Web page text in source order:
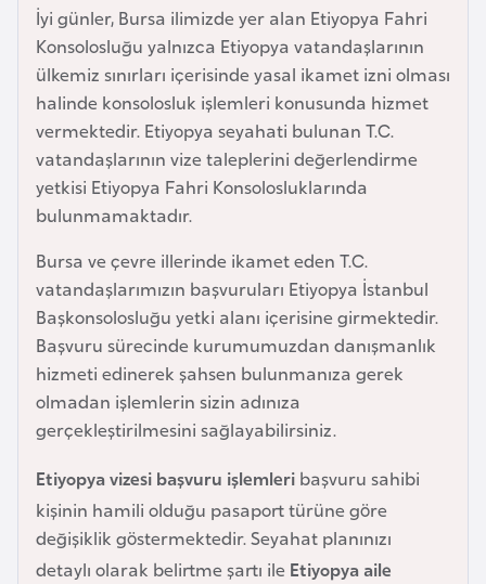
İyi günler, Bursa ilimizde yer alan Etiyopya Fahri
Konsolosluğu yalnızca Etiyopya vatandaşlarının
ülkemiz sınırları içerisinde yasal ikamet izni olması
halinde konsolosluk işlemleri konusunda hizmet
vermektedir. Etiyopya seyahati bulunan T.C.
vatandaşlarının vize taleplerini değerlendirme
yetkisi Etiyopya Fahri Konsolosluklarında
bulunmamaktadır.
Bursa ve çevre illerinde ikamet eden T.C.
vatandaşlarımızın başvuruları Etiyopya İstanbul
Başkonsolosluğu yetki alanı içerisine girmektedir.
Başvuru sürecinde kurumumuzdan danışmanlık
hizmeti edinerek şahsen bulunmanıza gerek
olmadan işlemlerin sizin adınıza
gerçekleştirilmesini sağlayabilirsiniz.
Etiyopya vizesi başvuru işlemleri başvuru sahibi
kişinin hamili olduğu pasaport türüne göre
değişiklik göstermektedir. Seyahat planınızı
detaylı olarak belirtme şartı ile Etiyopya aile
c
a
n
B
a
h
r
y
n
B
a
n
l
a
d
e